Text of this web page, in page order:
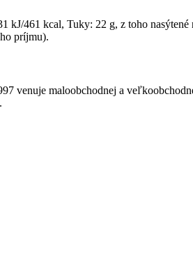
kJ/461 kcal, Tuky: 22 g, z toho
príjmu).
venuje maloobchodnej a